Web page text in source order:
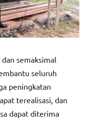
semaksimal
seluruh
peningkatan
terealisasi, dan
dapat diterima